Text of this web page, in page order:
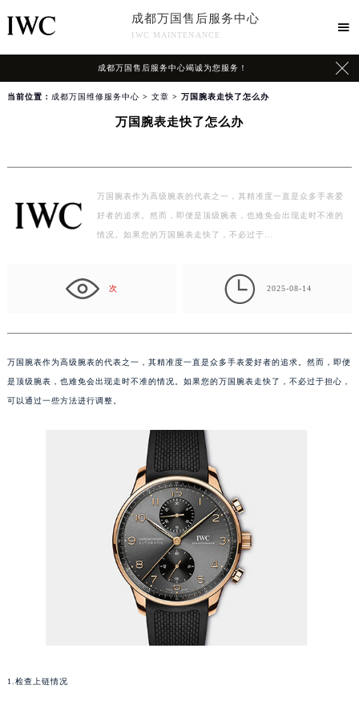
成都万国售后服务中心
IWC MAINTENANCE

成都万国售后服务中心竭诚为您服务！ 
当前位置： 成都万国维修服务中心 > 文章 > 万国腕表走快了怎么办
万国腕表走快了怎么办
万国腕表作为高级腕表的代表之一，其精准度一直是众多手表爱
好者的追求。然而，即便是顶级腕表，也难免会出现走时不准的
情况。如果您的万国腕表走快了，不必过于…
次  2025-08-14
万国腕表作为高级腕表的代表之一，其精准度一直是众多手表爱好者的追求。然而，即便
是顶级腕表，也难免会出现走时不准的情况。如果您的万国腕表走快了，不必过于担心，
可以通过一些方法进行调整。
1.检查上链情况